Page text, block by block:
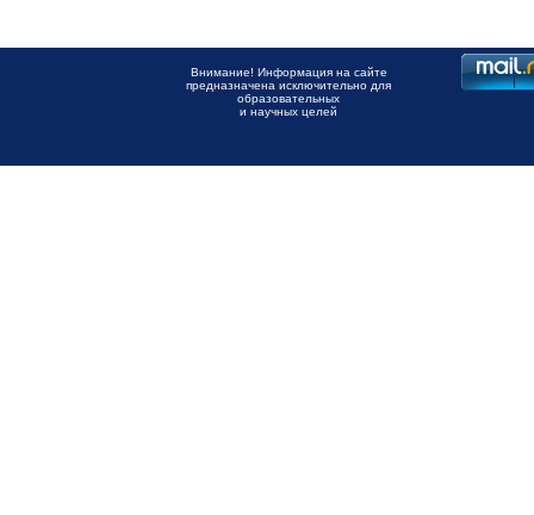
Внимание! Информация на сайте
предназначена исключительно для
образовательных
и научных целей